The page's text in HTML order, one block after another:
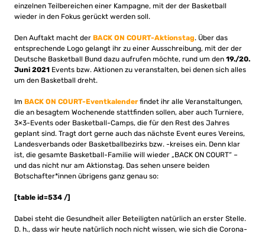
einzelnen Teilbereichen einer Kampagne, mit der der Basketball
wieder in den Fokus gerückt werden soll.
Den Auftakt macht der BACK ON COURT-Aktionstag. Über das
entsprechende Logo gelangt ihr zu einer Ausschreibung, mit der der
Deutsche Basketball Bund dazu aufrufen möchte, rund um den 19./20.
Juni 2021 Events bzw. Aktionen zu veranstalten, bei denen sich alles
um den Basketball dreht.
Im BACK ON COURT-Eventkalenderfindet ihr alle Veranstaltungen,
die an besagtem Wochenende stattfinden sollen, aber auch Turniere,
3×3-Events oder Basketball-Camps, die für den Rest des Jahres
geplant sind. Tragt dort gerne auch das nächste Event eures Vereins,
Landesverbands oder Basketballbezirks bzw. -kreises ein. Denn klar
ist, die gesamte Basketball-Familie will wieder „BACK ON COURT“ –
und das nicht nur am Aktionstag. Das sehen unsere beiden
Botschafter*innen übrigens ganz genau so:
[table id=534 /]
Dabei steht die Gesundheit aller Beteiligten natürlich an erster Stelle.
D. h., dass wir heute natürlich noch nicht wissen, wie sich die Corona-